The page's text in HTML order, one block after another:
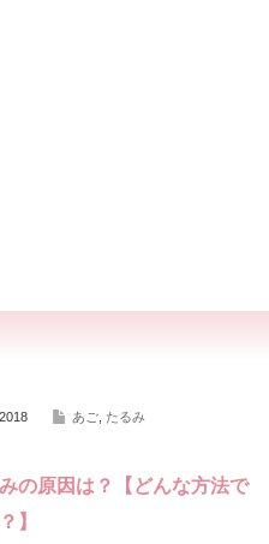
2018 あご, たるみ
の原因は？【どんな方法で
】